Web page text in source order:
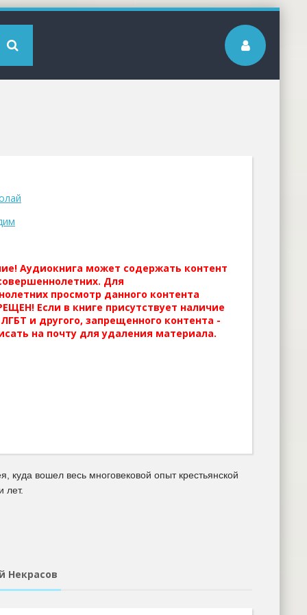
Аудиокнига может содержать контент
Для
просмотр данного контента
Если в книге присутствует наличие
и другого, запрещенного контента -
на почту для удаления материала.
вошел весь многовековой опыт крестьянской
лет.
Некрасов